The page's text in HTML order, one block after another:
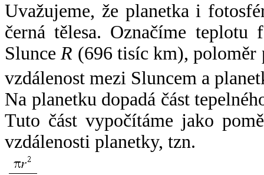
Uvažujeme, že planetka i
černá tělesa. Označíme
SlunceR (696 tisíc km),
vzdálenost mezi Sluncem a
Na planetku dopadá část
Tuto část vypočítáme jako
vzdálenosti planetky, tzn.